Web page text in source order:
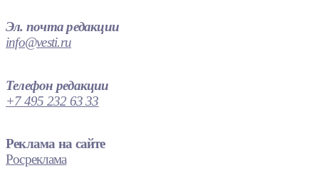
Эл. почта редакции
info@vesti.ru
Телефон редакции
+7 495 232 63 33
Реклама на сайте
Росреклама